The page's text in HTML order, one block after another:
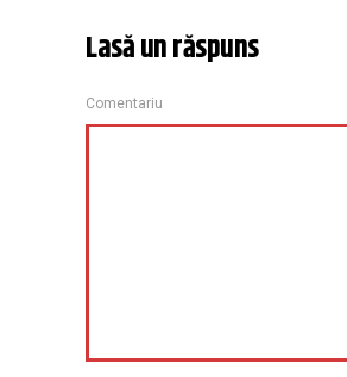
Lasă un răspuns
Comentariu